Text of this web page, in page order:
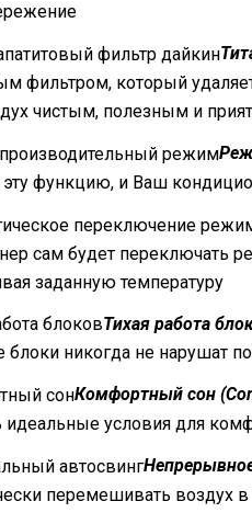
фильтром, который
чистым, полезным и
функцию, и Ваш
сам будет переключать
заданную температуру
Тихая работа
блоки никогда не нарушат
Комфортный сон
идеальные условия для
перемешивать воздух